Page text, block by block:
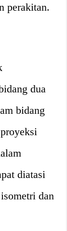
perakitan.
dua
bidang
diatasi
dan